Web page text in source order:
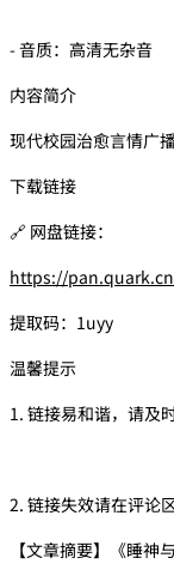
- 音质：高清无杂音
内容简介
现代校园治愈言情广
下载链接
🔗 网盘链接：
https://
提取码：1uyy
温馨提示
1. 链接易和谐，请及
2. 链接失效请在评论
【文章摘要】《睡